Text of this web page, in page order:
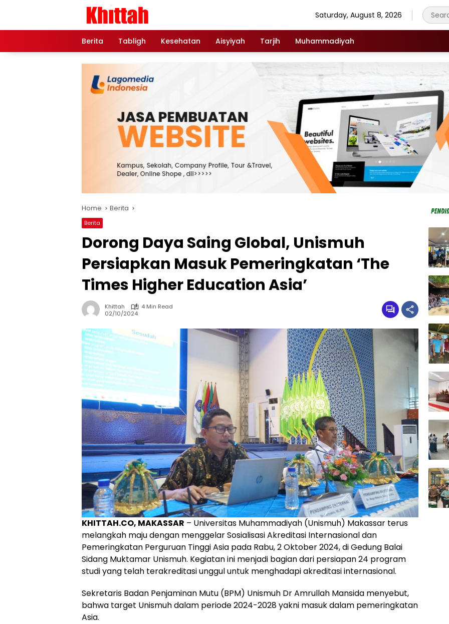
Saturday, August 8, 2026
Berita Tabligh Kesehatan Aisyiyah Tarjih Muhammadiyah
Home Berita
Berita
Dorong Daya Saing Global, Unismuh
Persiapkan Masuk Pemeringkatan ‘The
Times Higher Education Asia’
Khittah
4 Min Read
02/10/2024
KHITTAH.CO, MAKASSAR – Universitas Muhammadiyah (Unismuh) Makassar terus
melangkah maju dengan menggelar Sosialisasi Akreditasi Internasional dan
Pemeringkatan Perguruan Tinggi Asia pada Rabu, 2 Oktober 2024, di Gedung Balai
Sidang Muktamar Unismuh. Kegiatan ini menjadi bagian dari persiapan 24 program
studi yang telah terakreditasi unggul untuk menghadapi akreditasi internasional.
Sekretaris Badan Penjaminan Mutu (BPM) Unismuh Dr Amrullah Mansida menyebut,
bahwa target Unismuh dalam periode 2024-2028 yakni masuk dalam pemeringkatan
Asia.